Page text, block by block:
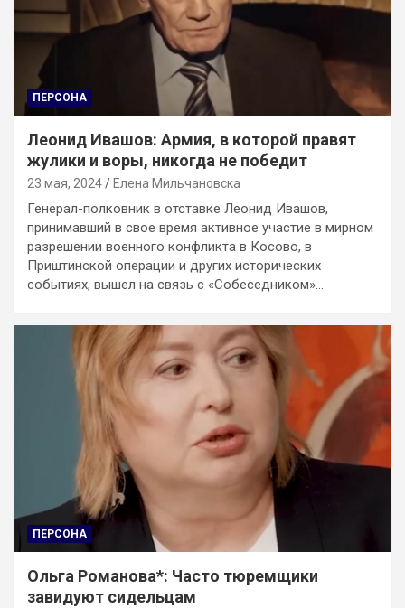
ПЕРСОНА
Леонид Ивашов: Армия, в которой правят
жулики и воры, никогда не победит
23 мая, 2024 Елена Мильчановска
Генерал-полковник в отставке Леонид Ивашов,
принимавший в свое время активное участие в мирном
разрешении военного конфликта в Косово, в
Приштинской операции и других исторических
событиях, вышел на связь с «Собеседником»…
ПЕРСОНА
Ольга Романова*: Часто тюремщики
завидуют сидельцам